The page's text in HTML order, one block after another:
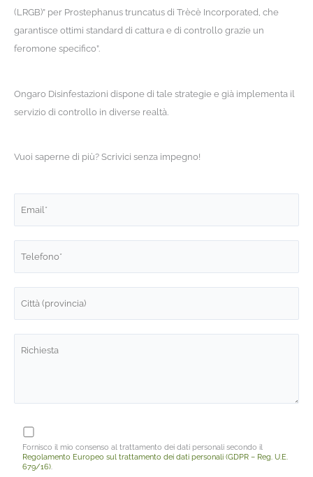
(LRGB)” per Prostephanus truncatus di Trècè Incorporated, che
garantisce ottimi standard di cattura e di controllo grazie un
feromone specifico”.
Ongaro Disinfestazioni dispone di tale strategie e già implementa il
servizio di controllo in diverse realtà.
Vuoi saperne di più? Scrivici senza impegno!
Fornisco il mio consenso al trattamento dei dati personali secondo il
Regolamento Europeo sul trattamento dei dati personali (GDPR – Reg. U.E.
679/16)